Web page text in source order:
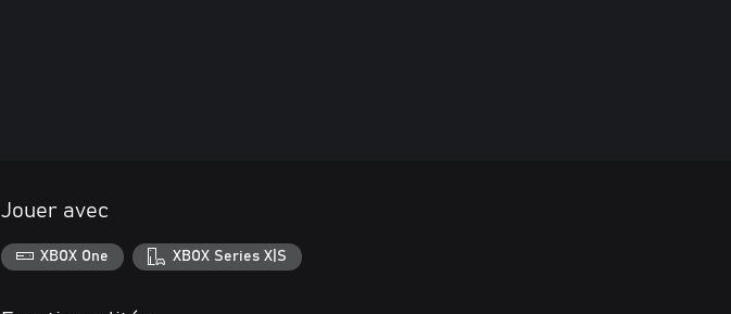
Jouer avec
XBOX One XBOX Series X|S